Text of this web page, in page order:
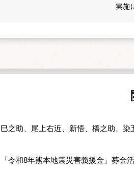
実施
巳之助、尾上右近、新悟、橋之助、
「令和8年熊本地震災害義援金」募金